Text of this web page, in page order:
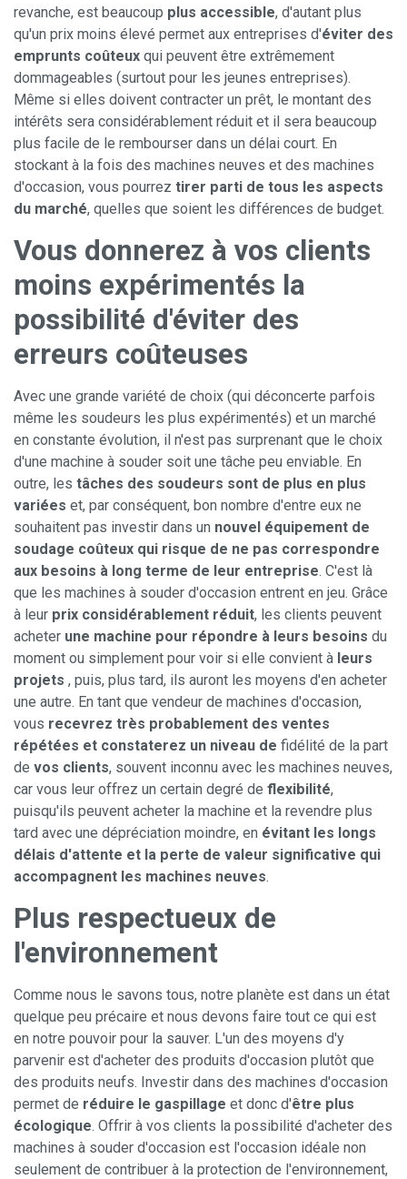
revanche, est beaucoup plus accessible, d'autant plus
qu'un prix moins élevé permet aux entreprises d'éviter des
emprunts coûteux qui peuvent être extrêmement
dommageables (surtout pour les jeunes entreprises).
Même si elles doivent contracter un prêt, le montant des
intérêts sera considérablement réduit et il sera beaucoup
plus facile de le rembourser dans un délai court. En
stockant à la fois des machines neuves et des machines
d'occasion, vous pourrez tirer parti de tous les aspects
du marché, quelles que soient les différences de budget.
Vous donnerez à vos clients
moins expérimentés la
possibilité d'éviter des
erreurs coûteuses
Avec une grande variété de choix (qui déconcerte parfois
même les soudeurs les plus expérimentés) et un marché
en constante évolution, il n'est pas surprenant que le choix
d'une machine à souder soit une tâche peu enviable. En
outre, les tâches des soudeurs sont de plus en plus
variées et, par conséquent, bon nombre d'entre eux ne
souhaitent pas investir dans un nouvel équipement de
soudage coûteux qui risque de ne pas correspondre
aux besoins à long terme de leur entreprise. C'est là
que les machines à souder d'occasion entrent en jeu. Grâce
à leur prix considérablement réduit, les clients peuvent
acheter une machine pour répondre à leurs besoins du
moment ou simplement pour voir si elle convient à leurs
projets , puis, plus tard, ils auront les moyens d'en acheter
une autre. En tant que vendeur de machines d'occasion,
vous recevrez très probablement des ventes
répétées et constaterez un niveau de fidélité de la part
de vos clients, souvent inconnu avec les machines neuves,
car vous leur offrez un certain degré de flexibilité,
puisqu'ils peuvent acheter la machine et la revendre plus
tard avec une dépréciation moindre, en évitant les longs
délais d'attente et la perte de valeur significative qui
accompagnent les machines neuves.
Plus respectueux de
l'environnement
Comme nous le savons tous, notre planète est dans un état
quelque peu précaire et nous devons faire tout ce qui est
en notre pouvoir pour la sauver. L'un des moyens d'y
parvenir est d'acheter des produits d'occasion plutôt que
des produits neufs. Investir dans des machines d'occasion
permet de réduire le gaspillage et donc d'être plus
écologique. Offrir à vos clients la possibilité d'acheter des
machines à souder d'occasion est l'occasion idéale non
seulement de contribuer à la protection de l'environnement,